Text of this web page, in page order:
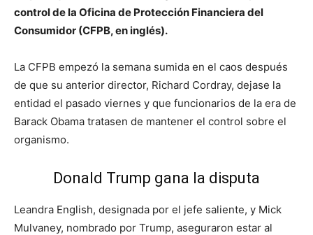
control de la Oficina de Protección Financiera del
Consumidor (CFPB, en inglés).
La CFPB empezó la semana sumida en el caos después
de que su anterior director, Richard Cordray, dejase la
entidad el pasado viernes y que funcionarios de la era de
Barack Obama tratasen de mantener el control sobre el
organismo.
Donald Trump gana la disputa
Leandra English, designada por el jefe saliente, y Mick
Mulvaney, nombrado por Trump, aseguraron estar al